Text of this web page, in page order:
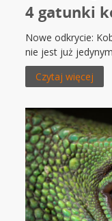
4 gatunki
Nowe odkrycie:
nie jest już
Czytaj więcej